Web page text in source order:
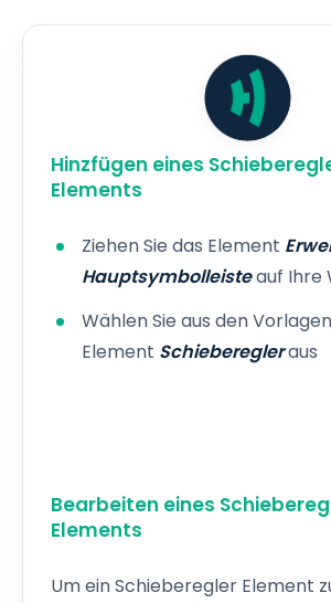
Hinzfügen eines
Elements
Ziehen Sie das Element
Hauptsymbolleisteauf Ihre
Wählen Sie aus den
Element Schieberegleraus
Bearbeiten eines
Elements
Um ein Schieberegler Element